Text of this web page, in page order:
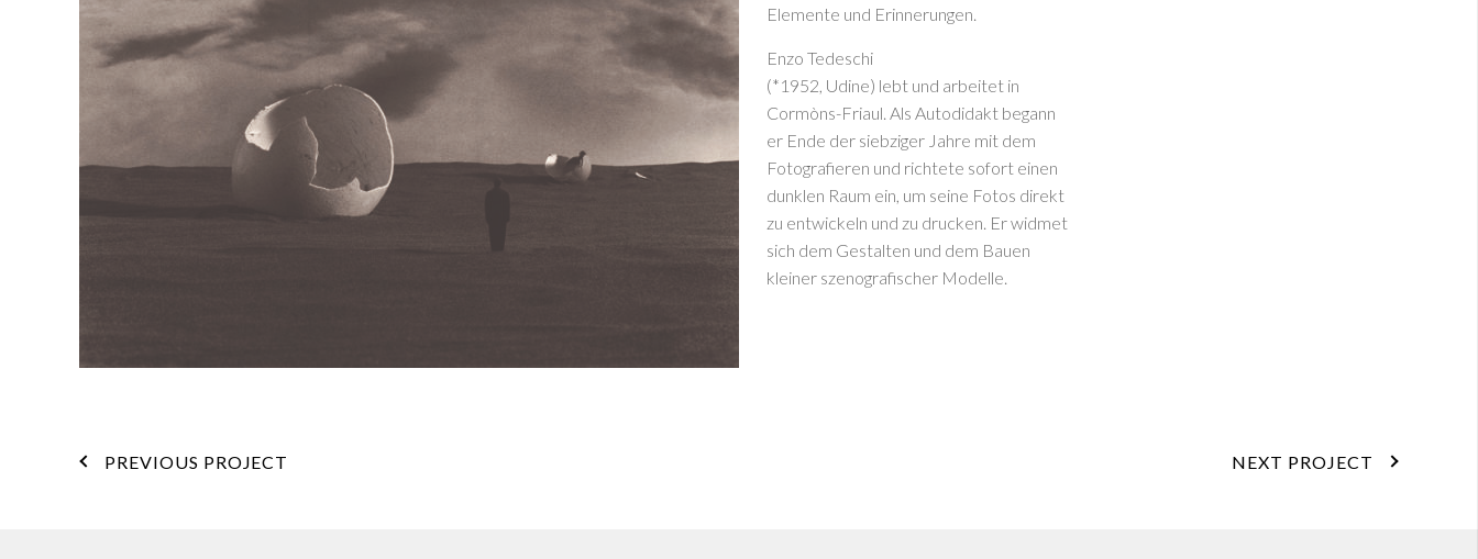
Elemente und Erinnerungen.
Enzo Tedeschi
(*1952, Udine) lebt und arbeitet in
Cormòns-Friaul. Als Autodidakt begann
er Ende der siebziger Jahre mit dem
Fotografieren und richtete sofort einen
dunklen Raum ein, um seine Fotos direkt
zu entwickeln und zu drucken. Er widmet
sich dem Gestalten und dem Bauen
kleiner szenografischer Modelle.
PREVIOUS PROJECT NEXT PROJECT